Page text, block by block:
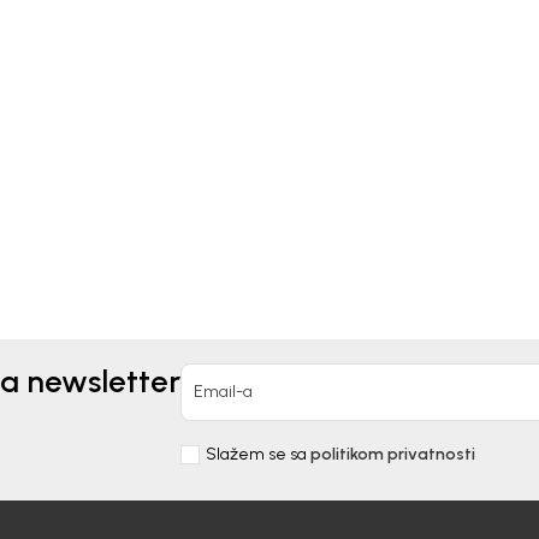
newsletter Email-a
Slažem se sa politikom privatnosti